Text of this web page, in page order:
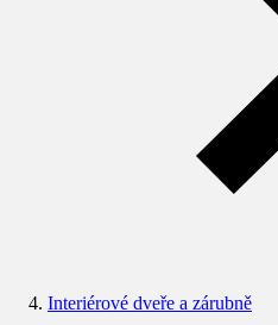
Interiérové dveře a zárubně